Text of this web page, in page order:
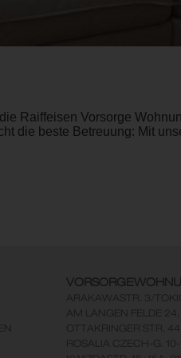
Raiffeisen Vorsorge
die beste Betreuung: Mit
ARAKAWASTR. 3/
AM LANGEN FELDE 24,
OTTAKRINGER STR. 44,
ROSALIA CZECH-G.